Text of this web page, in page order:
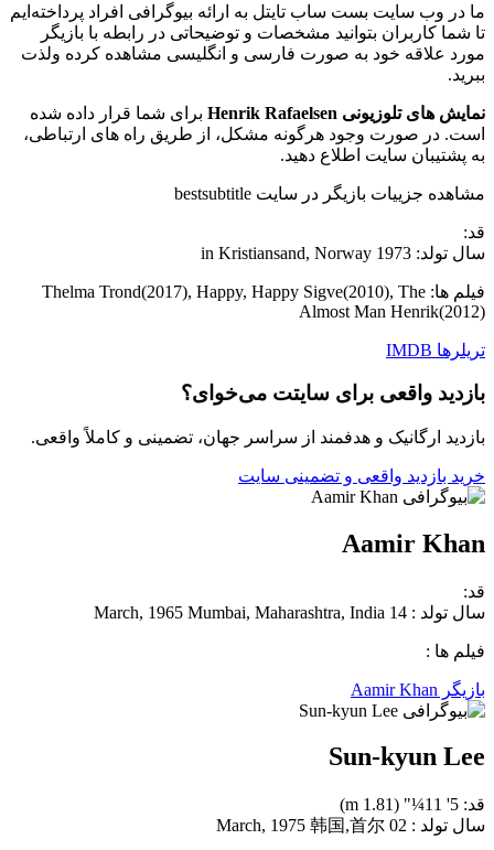
ما در وب سایت بست ساب تایتل به ارائه بیوگرافی افراد پرداخته‌ایم
تا شما کاربران بتوانید مشخصات و توضیحاتی در رابطه با بازیگر
مورد علاقه خود به صورت فارسی و انگلیسی مشاهده کرده ولذت
ببرید.
نمایش های تلوزیونی Henrik Rafaelsen
برای شما قرار داده شده
است. در صورت وجود هرگونه مشکل، از طریق راه های ارتباطی،
به پشتیبان سایت اطلاع دهید.
مشاهده جزییات بازیگر در سایت bestsubtitle
قد:
سال تولد: 1973 in Kristiansand, Norway
فیلم ها: Thelma Trond(2017), Happy, Happy Sigve(2010), The
Almost Man Henrik(2012)
تریلرها IMDB
بازدید واقعی برای سایتت می‌خوای؟
بازدید ارگانیک و هدفمند از سراسر جهان، تضمینی و کاملاً واقعی.
خرید بازدید واقعی و تضمینی سایت
Aamir Khan
قد:
سال تولد : 14 March, 1965 Mumbai, Maharashtra, India
فیلم ها :
بازیگر Aamir Khan
Sun-kyun Lee
قد: 5' 11¼" (1.81 m)
سال تولد : 02 March, 1975 韩国,首尔